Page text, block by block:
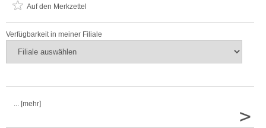
Auf den Merkzettel
Verfügbarkeit in meiner Filiale
... [mehr]
>